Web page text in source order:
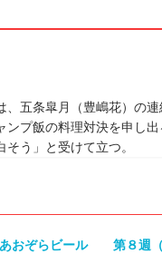
、五条皐月（豊嶋花）の
ンプ飯の料理対決を申し
う」と受けて立つ。
あおぞらビール 第８週